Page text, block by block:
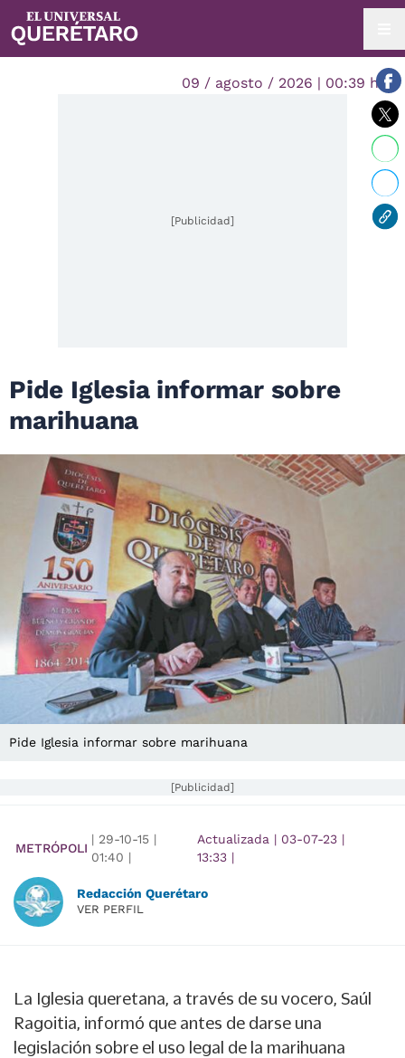
09 / agosto / 2026 | 00:39 hrs.
[Publicidad]
Pide Iglesia informar sobre
marihuana
Pide Iglesia informar sobre marihuana
[Publicidad]
METRÓPOLI
| 29-10-15 |
01:40 |
Actualizada | 03-07-23 |
13:33|
Redacción Querétaro
VER PERFIL
La Iglesia queretana, a través de su vocero, Saúl
Ragoitia, informó que antes de darse una
legislación sobre el uso legal de la marihuana